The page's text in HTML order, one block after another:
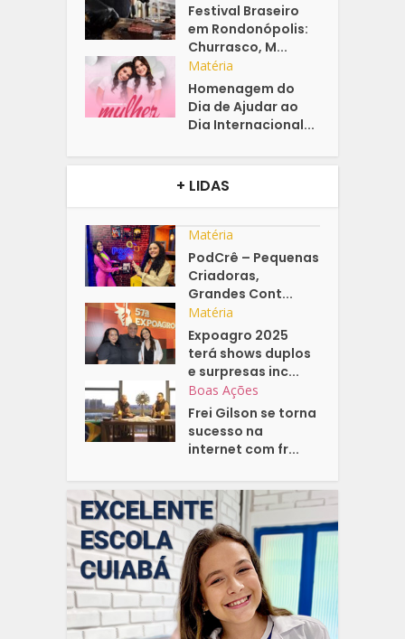
Festival Braseiro
em Rondonópolis:
Churrasco, M...
Matéria
Homenagem do
Dia de Ajudar ao
Dia Internacional...
+ LIDAS
Matéria
PodCrê – Pequenas
Criadoras,
Grandes Cont...
Matéria
Expoagro 2025
terá shows duplos
e surpresas inc...
Boas Ações
Frei Gilson se torna
sucesso na
internet com fr...